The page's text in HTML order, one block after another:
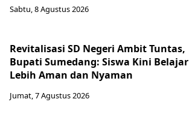
Sabtu, 8 Agustus 2026
Revitalisasi SD Negeri Ambit Tuntas,
Bupati Sumedang: Siswa Kini Belajar
Lebih Aman dan Nyaman
Jumat, 7 Agustus 2026